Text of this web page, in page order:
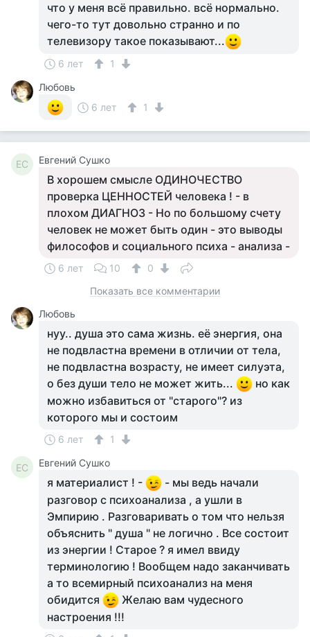
что у меня всё правильно. всё нормально.
чего-то тут довольно странно и по
телевизору такое показывают...
6 лет
1
Любовь
6 лет
1
ЕС Евгений Сушко
В хорошем смысле ОДИНОЧЕСТВО
проверка ЦЕННОСТЕЙ человека ! - в
плохом ДИАГНОЗ - Но по большому счету
человек не может быть один - это выводы
философов и социального психа - анализа -
6 лет 10
0
Показать все комментарии
Любовь
нуу.. душа это сама жизнь. её энергия, она
не подвластна времени в отличии от тела,
не подвластна возрасту, не имеет силуэта,
о без души тело не может жить...
но как
можно избавиться от "старого"? из
которого мы и состоим
6 лет 1
ЕС Евгений Сушко
я материалист ! -
- мы ведь начали
разговор с психоанализа , а ушли в
Эмпирию . Разговаривать о том что нельзя
объяснить " душа " не логично . Все состоит
из энергии ! Старое ? я имел ввиду
терминологию ! Вообщем надо заканчивать
а то всемирный психоанализ на меня
обидится
Желаю вам чудесного
настроения !!!